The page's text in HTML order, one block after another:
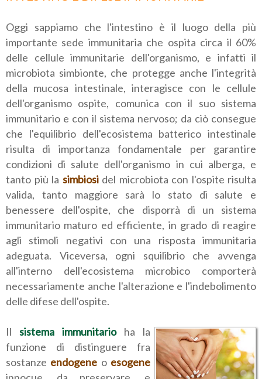
Oggi sappiamo che l'intestino è il luogo della più
importante sede immunitaria che ospita circa il 60%
delle cellule immunitarie dell'organismo, e infatti il
microbiota simbionte, che protegge anche l'integrità
della mucosa intestinale, interagisce con le cellule
dell'organismo ospite, comunica con il suo sistema
immunitario e con il sistema nervoso; da ciò consegue
che l'equilibrio dell'ecosistema batterico intestinale
risulta di importanza fondamentale per garantire
condizioni di salute dell'organismo in cui alberga, e
tanto più la simbiosidel microbiota con l'ospite risulta
valida, tanto maggiore sarà lo stato di salute e
benessere dell'ospite, che disporrà di un sistema
immunitario maturo ed efficiente, in grado di reagire
agli stimoli negativi con una risposta immunitaria
adeguata. Viceversa, ogni squilibrio che avvenga
all'interno dell'ecosistema microbico comporterà
necessariamente anche l'alterazione e l'indebolimento
delle difese dell'ospite.
Il sistema immunitarioha la
funzione di distinguere fra
sostanze endogene o esogene